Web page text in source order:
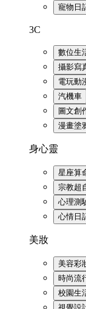
寵物日
3C
數位生
攝影寫
電玩動
汽機車
圖文創
漫畫塗
身心靈
星座算
宗教超
心理測
心情日
美妝
美容彩
時尚流
校園生